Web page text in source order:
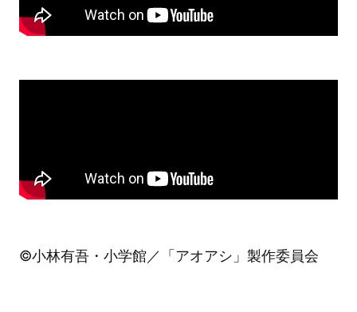
©小林有吾・小学館／「アオアシ」製作委員会